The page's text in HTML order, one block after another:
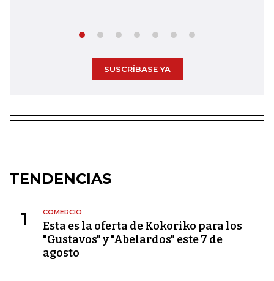
SUSCRÍBASE YA
TENDENCIAS
1 COMERCIO
Esta es la oferta de Kokoriko para los
"Gustavos" y "Abelardos" este 7 de
agosto